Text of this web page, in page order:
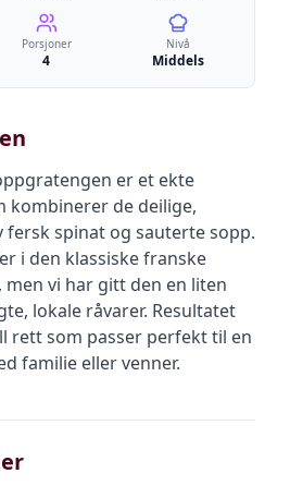
Porsjoner
4
Nivå
Middels
er et ekte
kombinerer de deilige,
fersk spinat og sauterte sopp.
i den klassiske franske
vi har gitt den en liten
lokale råvarer. Resultatet
rett som passer perfekt til en
familie eller venner.